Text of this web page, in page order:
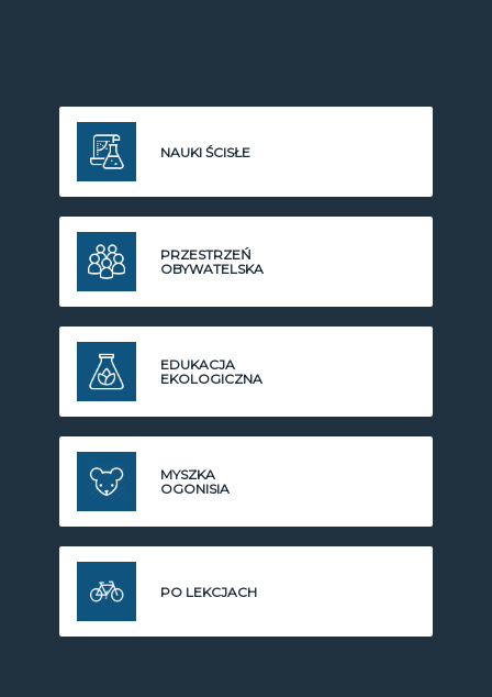
NAUKI ŚCISŁE
PRZESTRZEŃ
OBYWATELSKA
EDUKACJA
EKOLOGICZNA
MYSZKA
OGONISIA
PO LEKCJACH